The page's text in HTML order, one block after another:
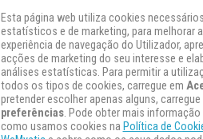
Esta página web utiliza cookies
estatísticos e de marketing, para melhorar a
experiência de navegação do Utilizador,
acções de marketing do seu interesse e
análises estatísticas. Para permitir a
todos os tipos de cookies, carregue em
pretender escolher apenas alguns, carregue
preferências. Pode obter mais informação
como usamos cookies na Política de